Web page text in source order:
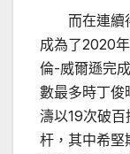
而在連續得
成為了2020
倫-威爾遜完
數最多時丁俊
濤以19次破
杆，其中希堅